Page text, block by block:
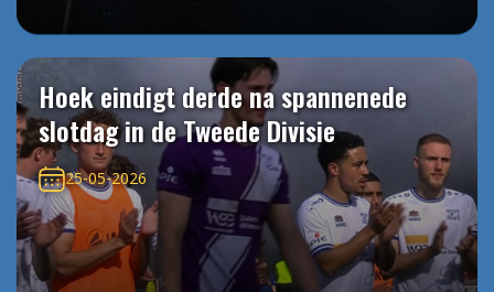
Hoek eindigt derde na spannenede
slotdag in de Tweede Divisie
25-05-2026